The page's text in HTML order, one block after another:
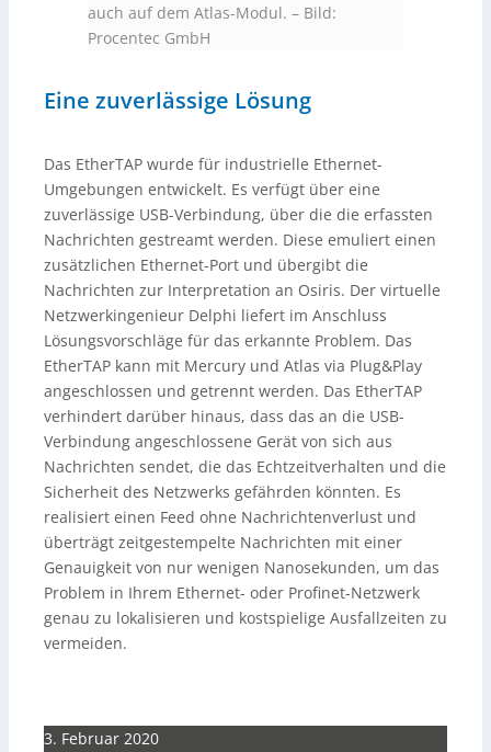
auch auf dem Atlas-Modul. – Bild:
Procentec GmbH
Eine zuverlässige Lösung
Das EtherTAP wurde für industrielle Ethernet-
Umgebungen entwickelt. Es verfügt über eine
zuverlässige USB-Verbindung, über die die erfassten
Nachrichten gestreamt werden. Diese emuliert einen
zusätzlichen Ethernet-Port und übergibt die
Nachrichten zur Interpretation an Osiris. Der virtuelle
Netzwerkingenieur Delphi liefert im Anschluss
Lösungsvorschläge für das erkannte Problem. Das
EtherTAP kann mit Mercury und Atlas via Plug&Play
angeschlossen und getrennt werden. Das EtherTAP
verhindert darüber hinaus, dass das an die USB-
Verbindung angeschlossene Gerät von sich aus
Nachrichten sendet, die das Echtzeitverhalten und die
Sicherheit des Netzwerks gefährden könnten. Es
realisiert einen Feed ohne Nachrichtenverlust und
überträgt zeitgestempelte Nachrichten mit einer
Genauigkeit von nur wenigen Nanosekunden, um das
Problem in Ihrem Ethernet- oder Profinet-Netzwerk
genau zu lokalisieren und kostspielige Ausfallzeiten zu
vermeiden.
3. Februar 2020